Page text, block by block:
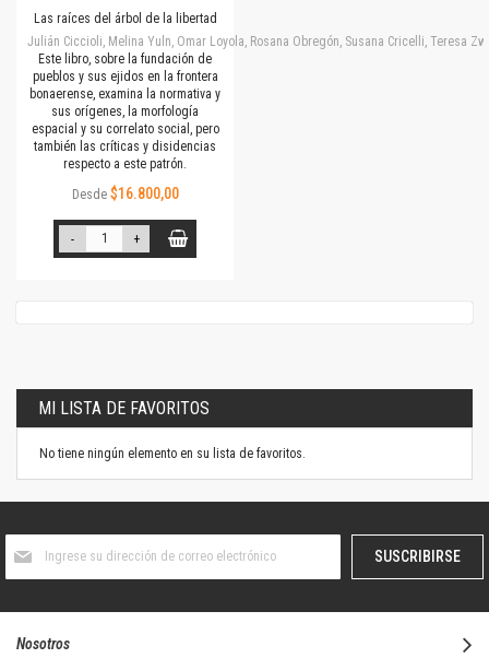
Las raíces del árbol de la libertad
Julián Ciccioli, Melina Yuln, Omar Loyola, Rosana Obregón, Susana Cricelli, Teresa
Este libro, sobre la fundación de
pueblos y sus ejidos en la frontera
bonaerense, examina la normativa y
sus orígenes, la morfología
espacial y su correlato social, pero
también las críticas y disidencias
respecto a este patrón.
Desde $16.800,00
- +
MI LISTA DE FAVORITOS
No tiene ningún elemento en su lista de favoritos.
boletín
SUSCRIBIRSE
Nosotros